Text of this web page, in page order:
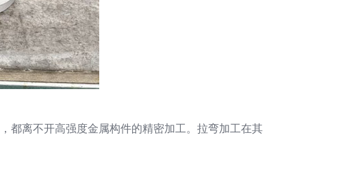
都离不开高强度金属构件的精密加工。拉弯加工在其